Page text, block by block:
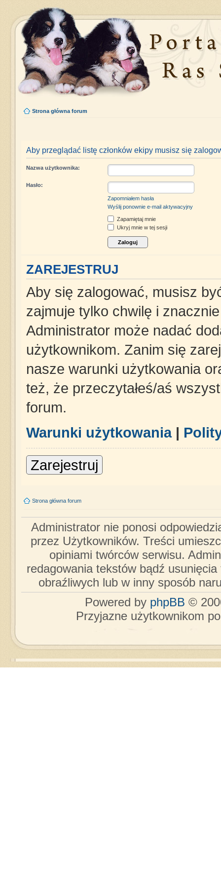
Strona główna forum
Aby przeglądać listę członków ekipy musisz się
Nazwa użytkownika:
Hasło:
Zapomniałem hasła
Wyślij ponownie e-mail aktywacyjny
Zapamiętaj mnie
Ukryj mnie w tej sesji
ZAREJESTRUJ
Aby się zalogować, musisz
zajmuje tylko chwilę i
Administrator może nadać
użytkownikom. Zanim się
nasze warunki użytkowania
też, że przeczytałeś/aś
forum.
Warunki użytkowania|
Zarejestruj
Strona główna forum
Administrator nie ponosi
przez Użytkowników. Treści
opiniami twórców serwisu.
redagowania tekstów bądź
obraźliwych lub w inny sposób
Powered by phpBB ©
Przyjazne użytkownikom